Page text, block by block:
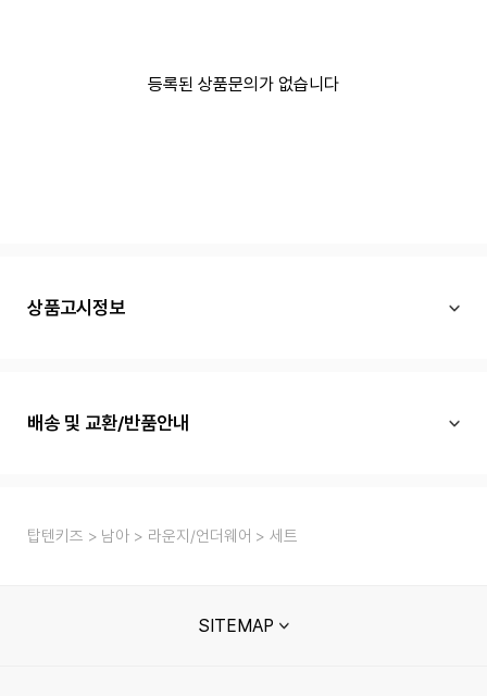
등록된 상품문의가 없습니다
상품고시정보
배송 및 교환/반품안내
탑텐키즈 남아 라운지/언더웨어 세트
SITEMAP